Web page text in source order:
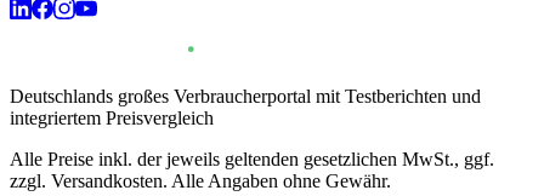
Deutschlands großes Verbraucherportal mit Testberichten und
integriertem Preisvergleich
Alle Preise inkl. der jeweils geltenden gesetzlichen MwSt., ggf.
zzgl. Versandkosten. Alle Angaben ohne Gewähr.